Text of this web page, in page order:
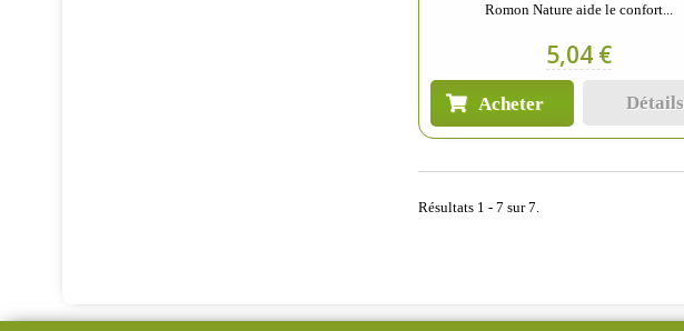
Romon Nature aide le confort...
5,04 €
Acheter Détails
Résultats 1 - 7 sur 7.